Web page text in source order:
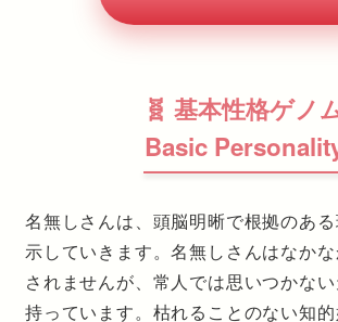
🧬 基本性格ゲノ
Basic
名無しさんは、頭脳明晰で根拠のあ
示していきます。名無しさんはなか
されませんが、常人では思いつかな
持っています。枯れることのない知